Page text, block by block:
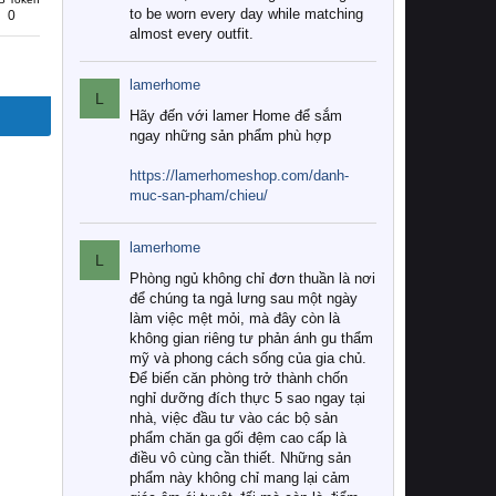
0
to be worn every day while matching
almost every outfit.
L
lamerhome
Hãy đến với lamer Home để sắm
ngay những sản phẩm phù hợp
https://lamerhomeshop.com/danh-
muc-san-pham/chieu/
L
lamerhome
Phòng ngủ không chỉ đơn thuần là nơi
để chúng ta ngả lưng sau một ngày
làm việc mệt mỏi, mà đây còn là
không gian riêng tư phản ánh gu thẩm
mỹ và phong cách sống của gia chủ.
Để biến căn phòng trở thành chốn
nghỉ dưỡng đích thực 5 sao ngay tại
nhà, việc đầu tư vào các bộ sản
phẩm chăn ga gối đệm cao cấp là
điều vô cùng cần thiết. Những sản
phẩm này không chỉ mang lại cảm